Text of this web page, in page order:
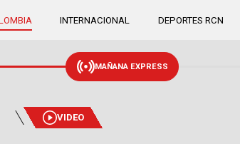
INTERNACIONAL DEPORTES RCN
MAÑANA EXPRESS
VIDEO